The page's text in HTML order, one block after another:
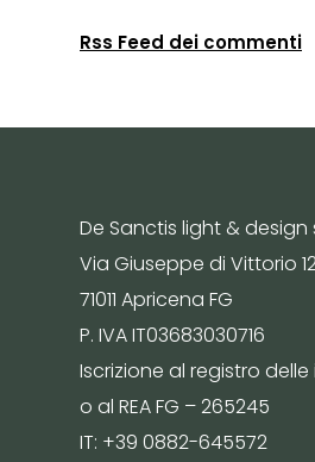
Rss Feed dei commenti
De Sanctis light & design
Via Giuseppe di Vittorio
71011 Apricena FG
P. IVA IT03683030716
Iscrizione al registro delle
o al REA FG – 265245
IT: +39 0882-645572